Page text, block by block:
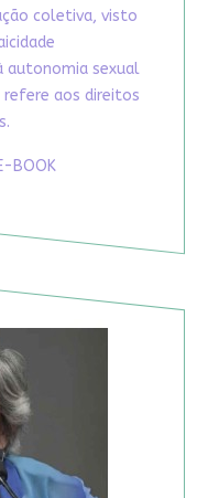
coletiva, visto
autonomia sexual
refere aos direitos
BOOK